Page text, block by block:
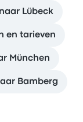
Lübeck
en tarieven
München
Bamberg